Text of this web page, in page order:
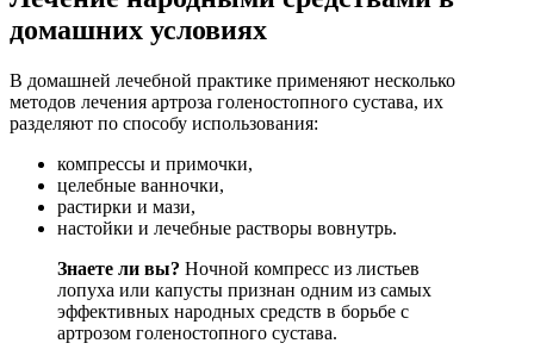
домашних условиях
В домашней лечебной практике применяют несколько
методов лечения артроза голеностопного сустава, их
разделяют по способу использования:
компрессы и примочки,
целебные ванночки,
растирки и мази,
настойки и лечебные растворы вовнутрь.
Знаете ли вы? Ночной компресс из листьев
лопуха или капусты признан одним из самых
эффективных народных средств в борьбе с
артрозом голеностопного сустава.